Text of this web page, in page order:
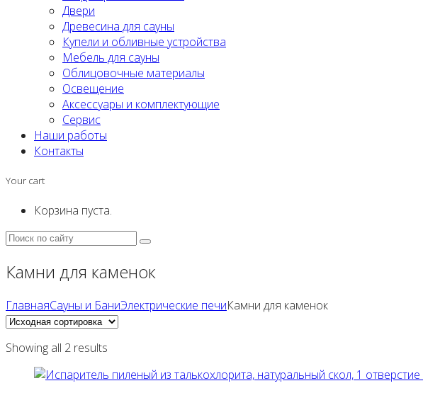
Двери
Древесина для сауны
Купели и обливные устройства
Мебель для сауны
Облицовочные материалы
Освещение
Аксессуары и комплектующие
Сервис
Наши работы
Контакты
Your cart
Корзина пуста.
Камни для каменок
ГлавнаяСауны и БаниЭлектрические печиКамни для каменок
Showing all 2 results